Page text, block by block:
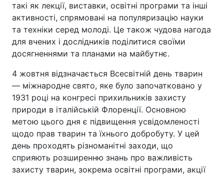
такі як лекції, виставки, освітні програми та інші
активності, спрямовані на популяризацію науки
та техніки серед молоді. Це також чудова нагода
для вчених і дослідників поділитися своїми
досягненнями та планами на майбутнє.
4 жовтня відзначається Всесвітній день тварин
— міжнародне свято, яке було започатковано у
1931 році на конгресі прихильників захисту
природи в італійській Флоренції. Основною
метою цього дня є підвищення усвідомленості
щодо прав тварин та їхнього добробуту. У цей
день проходять різноманітні заходи, що
сприяють розширенню знань про важливість
захисту тварин, зокрема освітні програми, акції